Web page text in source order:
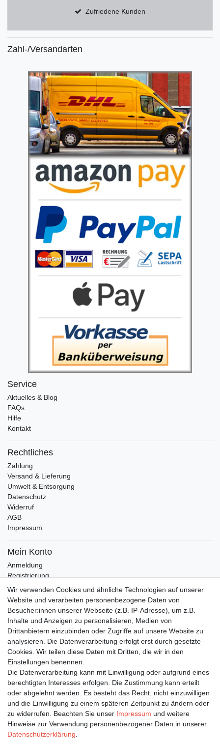
Zufriedene Kunden
Zahl-/Versandarten
Service
Aktuelles & Blog
FAQs
Hilfe
Kontakt
Rechtliches
Zahlung
Versand & Lieferung
Umwelt & Entsorgung
Datenschutz
Widerruf
AGB
Impressum
Mein Konto
Anmeldung
Registrierung
Wunschliste
Warenkorb
Bleiben Sie auf dem Laufenden ...
E-MAIL **
Newsletter
Honig
Hiermit bestätige ich, dass ich die
Einwilligung kann ich jederzeit widerrufen.**
Abonnieren
** Hierbei handelt es sich um ein Pflichtfeld.
Wir verwenden Cookies und ähnliche Technologien auf unserer
Website und verarbeiten personenbezogene Daten von
Besucher:innen unserer Webseite (z.B. IP-Adresse), um z.B.
Inhalte und Anzeigen zu personalisieren, Medien von
Drittanbietern einzubinden oder Zugriffe auf unsere Website zu
analysieren. Die Datenverarbeitung erfolgt erst durch gesetzte
Cookies. Wir teilen diese Daten mit Dritten, die wir in den
Einstellungen benennen.
Die Datenverarbeitung kann mit Einwilligung oder aufgrund eines
berechtigten Interesses erfolgen. Die Zustimmung kann erteilt
oder abgelehnt werden. Es besteht das Recht, nicht einzuwilligen
und die Einwilligung zu einem späteren Zeitpunkt zu ändern oder
zu widerrufen. Beachten Sie unser Impressum und weitere
Hinweise zur Verwendung personenbezogener Daten in unserer
Daten­schutz­erklärung